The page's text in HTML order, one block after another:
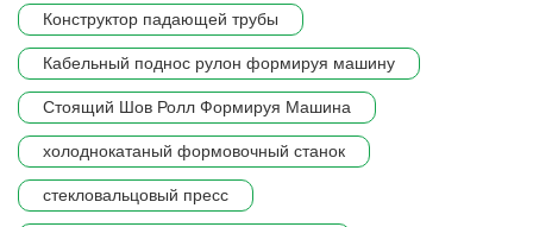
Конструктор падающей трубы
Кабельный поднос рулон формируя машину
Стоящий Шов Ролл Формируя Машина
холоднокатаный формовочный станок
стекловальцовый пресс